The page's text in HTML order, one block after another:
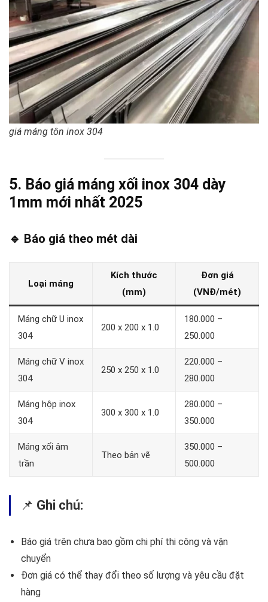
giá máng tôn inox 304
5. Báo giá máng xối inox 304 dày
1mm mới nhất 2025
🔹 Báo giá theo mét dài
Loại máng
Kích thước
(mm)
Đơn giá
(VNĐ/mét)
Máng chữ U inox
304
200 x 200 x 1.0
180.000 –
250.000
Máng chữ V inox
304
250 x 250 x 1.0
220.000 –
280.000
Máng hộp inox
304
300 x 300 x 1.0
280.000 –
350.000
Máng xối âm
trần
Theo bản vẽ
350.000 –
500.000
📌 Ghi chú:
Báo giá trên chưa bao gồm chi phí thi công và vận
chuyển
Đơn giá có thể thay đổi theo số lượng và yêu cầu đặt
hàng